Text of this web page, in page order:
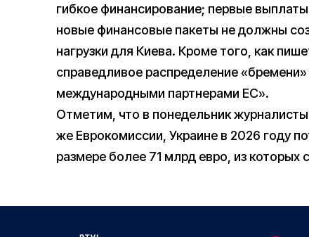
гибкое финансирование; первые
новые финансовые пакеты не должны
нагрузки для Киева. Кроме того, как
справедливое распределение
международными партнерами ЕС».
Отметим, что в понедельник
же Еврокомиссии, Украине в 2026 году
размере более 71 млрд евро, из